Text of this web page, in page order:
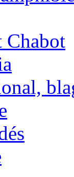
Chabot